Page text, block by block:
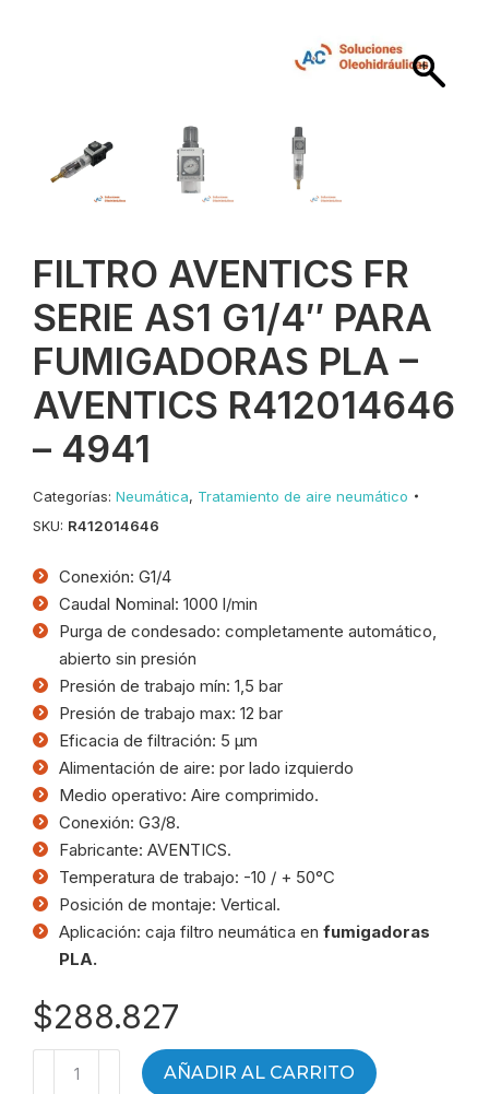
FILTRO AVENTICS FR
SERIE AS1 G1/4″ PARA
FUMIGADORAS PLA –
AVENTICS R412014646
– 4941
Categorías: Neumática, Tratamiento de aire neumático
SKU: R412014646
Conexión: G1/4
Caudal Nominal: 1000 l/min
Purga de condesado: completamente automático,
abierto sin presión
Presión de trabajo mín: 1,5 bar
Presión de trabajo max: 12 bar
Eficacia de filtración: 5 µm
Alimentación de aire: por lado izquierdo
Medio operativo: Aire comprimido.
Conexión: G3/8.
Fabricante: AVENTICS.
Temperatura de trabajo: -10 / + 50°C
Posición de montaje: Vertical.
Aplicación: caja filtro neumática en fumigadoras
PLA.
$288.827
AÑADIR AL CARRITO